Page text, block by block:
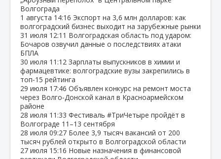
Волгограда
1 августа 14:16 Экспорт на 3,6 млн долларов: как
волгоградский бизнес выходит на зарубежные рынки
31 июля 12:11 Волгоградская область под ударом:
Бочаров озвучил данные о последствиях атаки
БПЛА
30 июля 11:12 Зарплаты выпускников в химии и
фармацевтике: волгоградские вузы закрепились в
топ‑15 рейтинга
29 июля 17:46 Объявлен конкурс на ремонт моста
через Волго‑Донской канал в Красноармейском
районе
28 июля 11:33 Фестиваль #ТриЧетыре пройдёт в
Волгограде 11–13 сентября
28 июля 09:27 Более 3,9 тысяч вакансий от 200
тысяч рублей открыто в Волгоградской области
27 июля 15:16 Новые назначения в финансовой